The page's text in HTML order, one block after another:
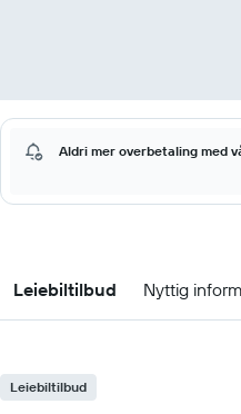
Aldri mer overbetaling med
Leiebiltilbud Nyttig
Leiebiltilbud